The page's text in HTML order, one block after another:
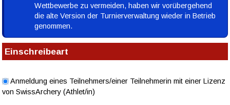
Wettbewerbe zu vermeiden, haben wir vorübergehend
die alte Version der Turnierverwaltung wieder in Betrieb
genommen.
Einschreibeart
Anmeldung eines Teilnehmers/einer Teilnehmerin mit einer Lizenz
von SwissArchery (Athlet/in)